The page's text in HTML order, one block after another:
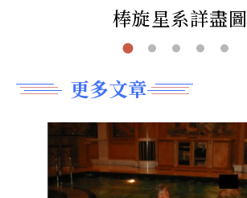
棒旋星系詳盡圖
更多文章